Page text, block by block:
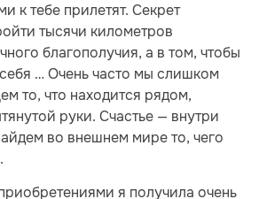
к тебе прилетят. Секрет
тысячи километров
благополучия, а в том, чтобы
себя … Очень часто мы слишком
то, что находится рядом,
руки. Счастье — внутри
во внешнем мире то, чего
я получила очень